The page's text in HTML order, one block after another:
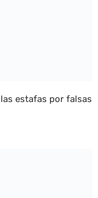
estafas por falsas